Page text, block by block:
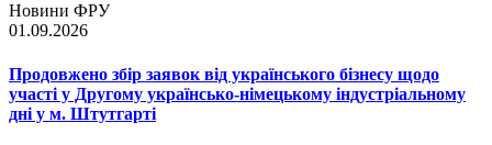
Новини ФРУ
01.09.2026
Продовжено збір заявок від українського бізнесу щодо
участі у Другому українсько-німецькому індустріальному
дні у м. Штутгарті